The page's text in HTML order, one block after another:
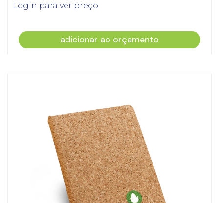
Login para ver preço
adicionar ao orçamento